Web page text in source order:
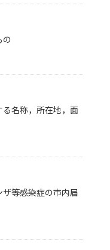
の
名称，所在地，面
等感染症の市内届